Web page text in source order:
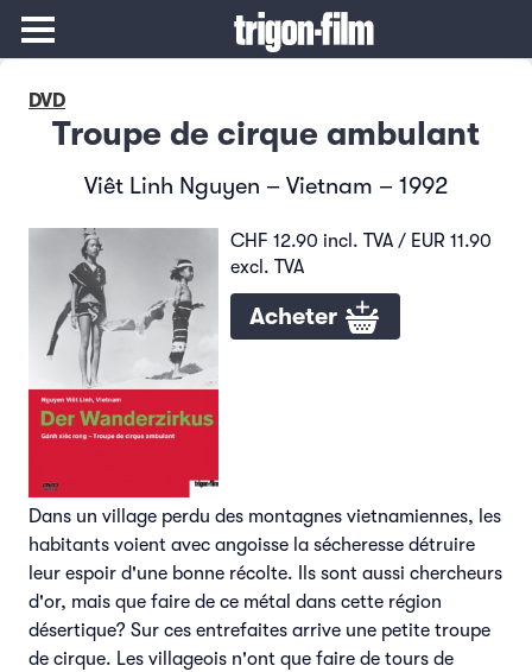
DVD
Troupe de cirque ambulant
Viêt Linh Nguyen – Vietnam – 1992
CHF 12.90 incl. TVA / EUR 11.90
excl. TVA
Acheter
Dans un village perdu des montagnes vietnamiennes, les
habitants voient avec angoisse la sécheresse détruire
leur espoir d'une bonne récolte. Ils sont aussi chercheurs
d'or, mais que faire de ce métal dans cette région
désertique? Sur ces entrefaites arrive une petite troupe
de cirque. Les villageois n'ont que faire de tours de